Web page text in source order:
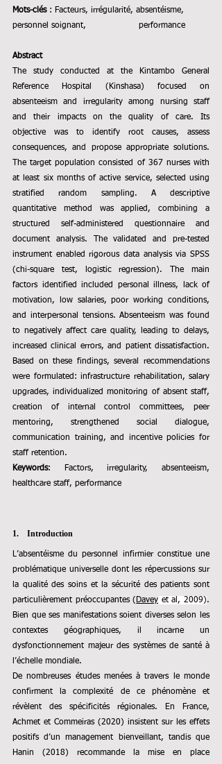
Mots-clés : Facteurs, irrégularité, absentéisme,
personnel soignant,                   performance
Abstract
The study conducted at the Kintambo General
Reference Hospital (Kinshasa) focused on
absenteeism and irregularity among nursing staff
and their impacts on the quality of care. Its
objective was to identify root causes, assess
consequences, and propose appropriate solutions.
The target population consisted of 367 nurses with
at least six months of active service, selected using
stratified random sampling. A descriptive
quantitative method was applied, combining a
structured self-administered questionnaire and
document analysis. The validated and pre-tested
instrument enabled rigorous data analysis via SPSS
(chi-square test, logistic regression). The main
factors identified included personal illness, lack of
motivation, low salaries, poor working conditions,
and interpersonal tensions. Absenteeism was found
to negatively affect care quality, leading to delays,
increased clinical errors, and patient dissatisfaction.
Based on these findings, several recommendations
were formulated: infrastructure rehabilitation, salary
upgrades, individualized monitoring of absent staff,
creation of internal control committees, peer
mentoring, strengthened social dialogue,
communication training, and incentive policies for
staff retention.
Keywords:
Factors, irregularity, absenteeism,
healthcare staff, performance
1.    Introduction
L’absentéisme du personnel infirmier constitue une
problématique universelle dont les répercussions sur
la qualité des soins et la sécurité des patients sont
particulièrement préoccupantes ( Davey et al, 2009).
Bien que ses manifestations soient diverses selon les
contextes géographiques, il incarne un
dysfonctionnement majeur des systèmes de santé à
l’échelle mondiale.
De nombreuses études menées à travers le monde
confirment la complexité de ce phénomène et
révèlent des spécificités régionales. En France,
Achmet et Commeiras (2020) insistent sur les effets
positifs d’un management bienveillant, tandis que
Hanin (2018) recommande la mise en place